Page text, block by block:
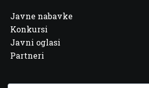
Javne nabavke
Konkursi
Javni oglasi
Partneri